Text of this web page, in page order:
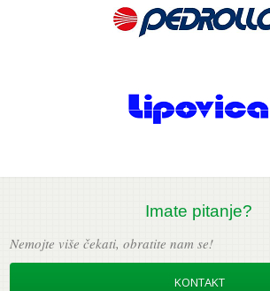
Imate pitanje?
Nemojte više čekati, obratite nam se!
KONTAKT